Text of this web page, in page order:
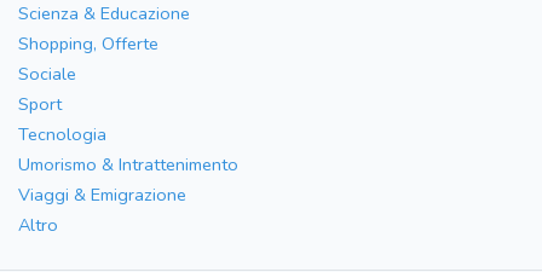
Scienza & Educazione
Shopping, Offerte
Sociale
Sport
Tecnologia
Umorismo & Intrattenimento
Viaggi & Emigrazione
Altro